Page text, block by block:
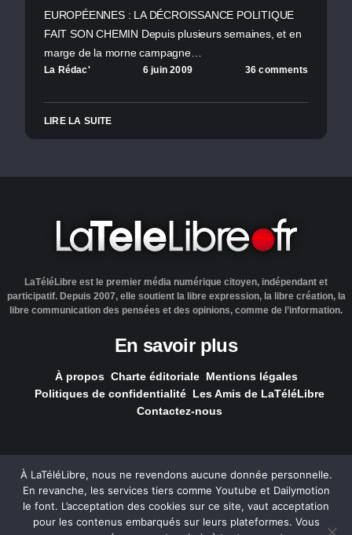
EUROPÉENNES : LA DÉCROISSANCE POLITIQUE
FAIT SON CHEMIN Depuis plusieurs semaines, et en
marge de la morne campagne…
La Rédac' 6 juin 2009 36 comments
LIRE LA SUITE
LaTéléLibre est le premier média numérique citoyen, indépendant et
participatif. Depuis 2007, elle soutient la libre expression, la libre création, la
libre communication des pensées et des opinions, comme de l’information.
En savoir plus
À propos Charte éditoriale Mentions légales
Politiques de confidentialité Les Amis de LaTéléLibre
Contactez-nous
LaTéléLibre.fr, ce site a été réalisé par l'agenceNOUS, Ouvert,
Utile & Simple
À LaTéléLibre, nous ne revendons aucune donnée personnelle.
En revanche, les services tiers comme Youtube et Dailymotion
le font. L’acceptation des cookies sur ce site, vaut acceptation
pour les contenus embarqués sur leurs plateformes. Vous